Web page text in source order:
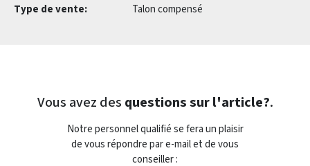
Type de vente:
Talon compensé
Vous avez des questions sur l'article?.
Notre personnel qualifié se fera un plaisir
de vous répondre par e-mail et de vous
conseiller :